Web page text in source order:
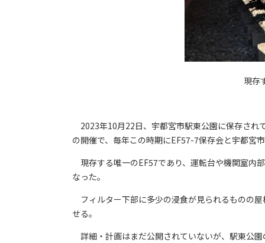
現存
2023年10月22日、宇都宮市駅東公園に保存され
の開催で、毎年この時期にEF57-7保存会と宇都宮
現存する唯一のEF57であり、運転台や機関室内
なった。
フィルター下部に多少の浸食が見られるものの
せる。
詳細・計画はまだ公開されていないが、駅東公